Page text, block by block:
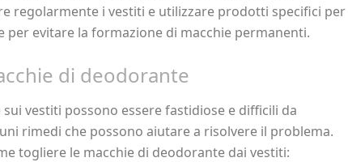
regolarmente i vestiti e utilizzare prodotti specifici per
per evitare la formazione di macchie permanenti.
di deodorante
vestiti possono essere fastidiose e difficili da
rimedi che possono aiutare a risolvere il problema.
togliere le macchie di deodorante dai vestiti: